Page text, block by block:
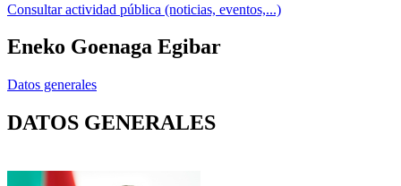
Consultar actividad pública (noticias, eventos,...)
Eneko Goenaga Egibar
Datos generales
DATOS GENERALES